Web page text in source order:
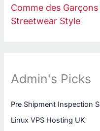
Comme des
Streetwear Style
Admin's Picks
Pre Shipment Inspection
Linux VPS Hosting UK